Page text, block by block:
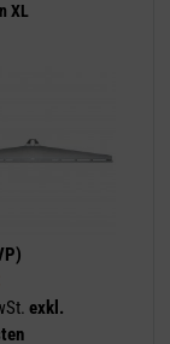
XL
exkl.